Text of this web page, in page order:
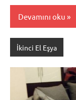
Devamını oku
İkinci El Eşya